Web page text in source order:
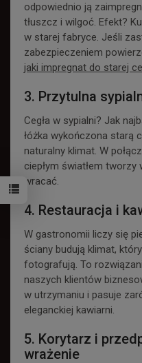
odpowiednio ją
tłuszcz i wilgoć. Efekt?
w starej fabryce. Jeśli
zabezpieczeniem
jaki impregnat do starej
3. Przytulna
Cegła w sypialni? Jak
łóżka wykończona starą
naturalny klimat. W
ciepłym światłem
wracać.
4. Restauracja i
W gastronomii liczy się
ściany budują klimat,
fotografują. To
naszych klientów
w utrzymaniu i pasuje
eleganckiej kawiarni.
5. Korytarz i
wrażenie